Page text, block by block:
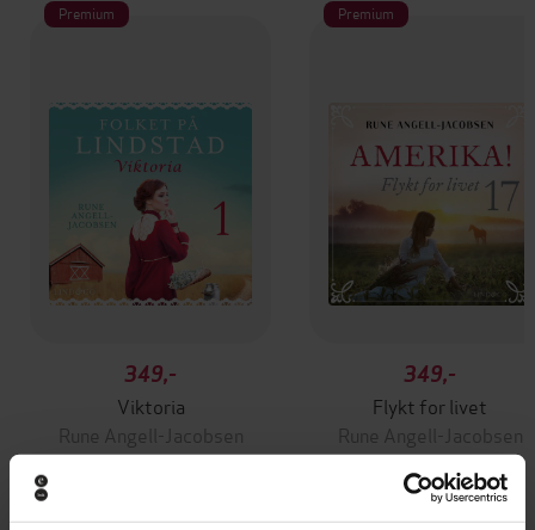
Premium
349,-
Viktoria
Rune Angell-Jacobsen
Premium
349,-
Flykt for livet
Rune Angell-Jacobsen